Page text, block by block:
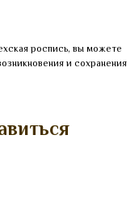
роспись, вы можете
и сохранения